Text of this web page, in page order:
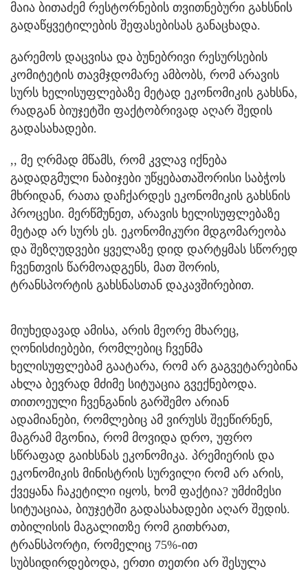
მაია ბითაძემ რესტორნების თვითნებური გახსნის
გადაწყვეტილების შეფასებისას განაცხადა.
გარემოს დაცვისა და ბუნებრივი რესურსების
კომიტეტის თავმჯდომარე ამბობს, რომ არავის
სურს ხელისუფლებაზე მეტად ეკონომიკის გახსნა,
რადგან ბიუჯეტში ფაქტობრივად აღარ შედის
გადასახადები.
,, მე ღრმად მწამს, რომ კვლავ იქნება
გადადგმული ნაბიჯები უწყებათაშორისი საბჭოს
მხრიდან, რათა დაჩქარდეს ეკონომიკის გახსნის
პროცესი. მერწმუნეთ, არავის ხელისუფლებაზე
მეტად არ სურს ეს. ეკონომიკური მდგომარეობა
და შეზღუდვები ყველაზე დიდ დარტყმას სწორედ
ჩვენთვის წარმოადგენს, მათ შორის,
ტრანსპორტის გახსნასთან დაკავშირებით.
მიუხედავად ამისა, არის მეორე მხარეც,
ღონისძიებები, რომლებიც ჩვენმა
ხელისუფლებამ გაატარა, რომ არ გაგვეტარებინა
ახლა ბევრად მძიმე სიტუაცია გვექნებოდა.
თითოეული ჩვენგანის გარშემო არიან
ადამიანები, რომლებიც ამ ვირუსს შეეწირნენ,
მაგრამ მგონია, რომ მოვიდა დრო, უფრო
სწრაფად გაიხსნას ეკონომიკა. პრემიერის და
ეკონომიკის მინისტრის სურვილი რომ არ არის,
ქვეყანა ჩაკეტილი იყოს, ხომ ფაქტია? უმძიმესი
სიტუაციაა, ბიუჯეტში გადასახადები აღარ შედის.
თბილისის მაგალითზე რომ გითხრათ,
ტრანსპორტი, რომელიც 75%-ით
სუბსიდირდებოდა, ერთი თეთრი არ შესულა